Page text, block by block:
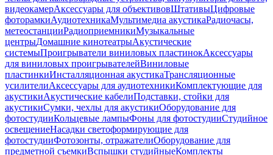
видеокамерАксессуары для объективовШтативыЦифровые
фоторамкиАудиотехникаМультимедиа акустикаРадиочасы,
метеостанцииРадиоприемникиМузыкальные
центрыДомашние кинотеатрыАкустические
системыПроигрыватели виниловых пластинокАксессуары
для виниловых проигрывателейВиниловые
пластинкиИнсталляционная акустикаТрансляционные
усилителиАксессуары для аудиотехникиКомплектующие для
акустикиАкустические кабелиПодставки, стойки для
акустикиСумки, чехлы для акустикиОборудование для
фотостудииКольцевые лампыФоны для фотостудииСтудийное
освещениеНасадки светоформирующие для
фотостудииФотозонты, отражателиОборудование для
предметной съемкиВспышки студийныеКомплекты